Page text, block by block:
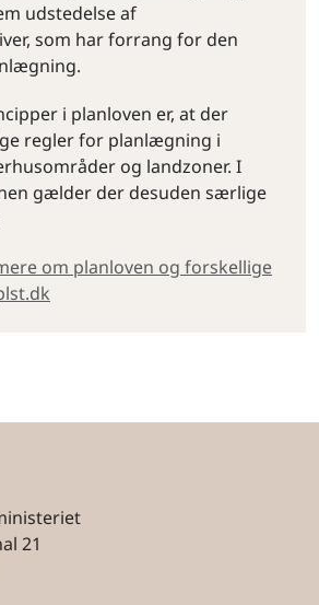
udstedelse af
som har forrang for den
i planloven er, at der
regler for planlægning i
og landzoner. I
gælder der desuden særlige
om planloven og forskellige
21